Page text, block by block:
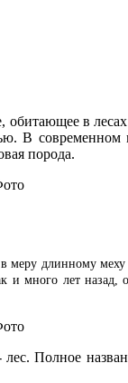
в
В
порода.
меру длинному
много лет назад,
Полное